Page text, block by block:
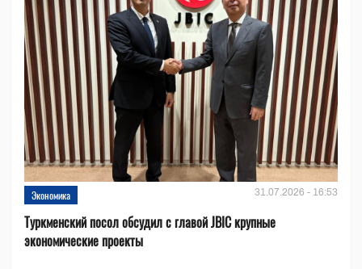
Экономика 31.07.2026 - 16:53
Туркменский посол обсудил с главой JBIC крупные
экономические проекты